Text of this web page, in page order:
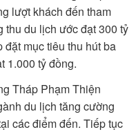
lượt khách đến tham
thu du lịch ước đạt 300 tỷ
mục tiêu thu hút ba
1.000 tỷ đồng.
Tháp Phạm Thiện
du lịch tăng cường
các điểm đến. Tiếp tục